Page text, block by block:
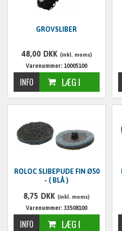
GROVSLIBER
48,00 DKK (inkl. moms)
Varenummer: 10005100
ROLOC SLIBEPUDE FIN Ø50
- ( BLÅ )
8,75 DKK (inkl. moms)
Varenummer: 33508100